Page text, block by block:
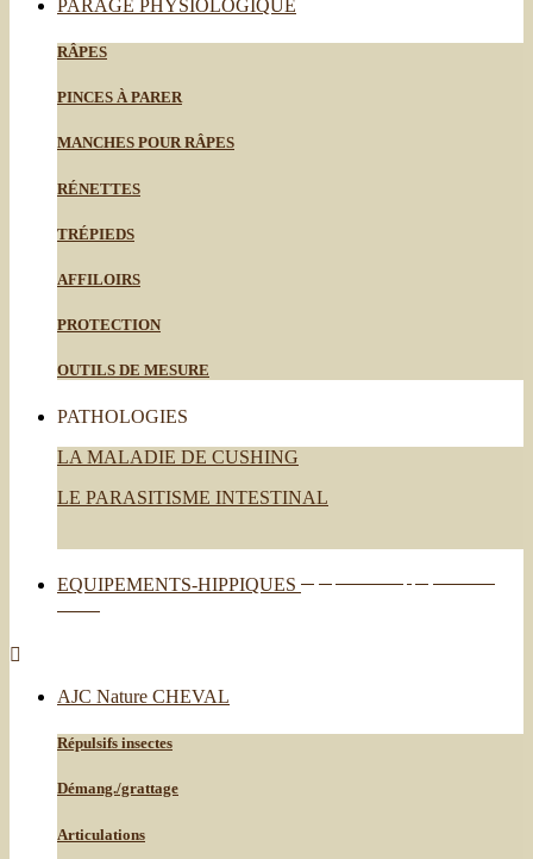
PARAGE PHYSIOLOGIQUE
RÂPES
PINCES À PARER
MANCHES POUR RÂPES
RÉNETTES
TRÉPIEDS
AFFILOIRS
PROTECTION
OUTILS DE MESURE
PATHOLOGIES
LA MALADIE DE CUSHING
LE PARASITISME INTESTINAL
EQUIPEMENTS-HIPPIQUES

AJC Nature CHEVAL
Répulsifs insectes
Démang./grattage
Articulations